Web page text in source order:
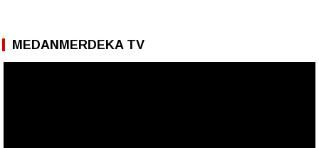
MEDANMERDEKA TV